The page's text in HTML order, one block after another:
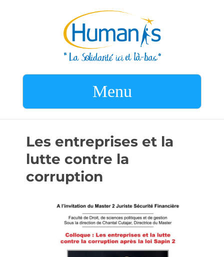
Menu
Les entreprises et la
lutte contre la
corruption